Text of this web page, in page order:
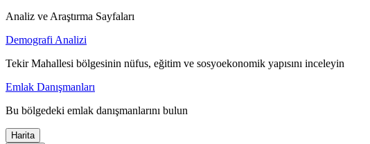
Analiz ve Araştırma Sayfaları
Demografi Analizi
Tekir Mahallesi bölgesinin nüfus, eğitim ve sosyoekonomik yapısını inceleyin
Emlak Danışmanları
Bu bölgedeki emlak danışmanlarını bulun
Harita